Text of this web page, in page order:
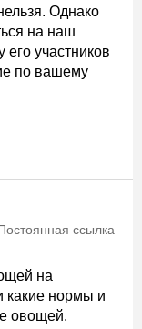
Однако
на наш
его участников
по вашему
ссылка
на
какие нормы и
овощей.